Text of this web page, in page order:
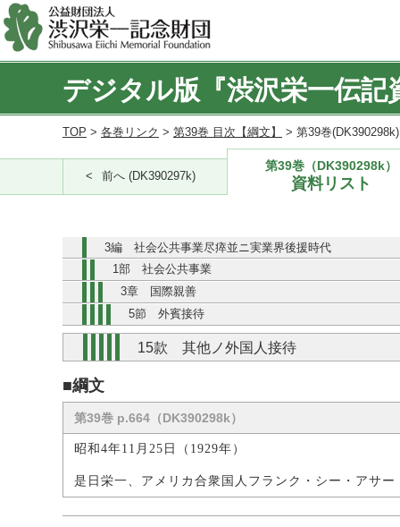
デジタル版『渋沢栄一伝記
TOP > 各巻リンク > 第39巻 目次【綱文】 > 第39巻
前へ (DK390297k)
第39巻（DK390298k）
資料リスト
3編 社会公共事業尽瘁並ニ実業界後援時代
1部 社会公共事業
3章 国際親善
5節 外賓接待
15款 其他ノ外国人接待
■綱文
第39巻 p.664（DK390298k）
昭和4年11月25日（1929年）
是日栄一、アメリカ合衆国人フランク・シー・アサ